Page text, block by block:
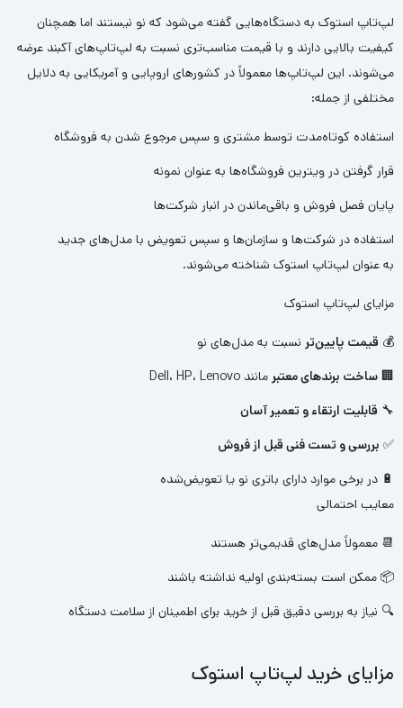
لپ‌تاپ استوک به دستگاه‌هایی گفته می‌شود که نو نیستند اما همچنان
کیفیت بالایی دارند و با قیمت مناسب‌تری نسبت به لپ‌تاپ‌های آکبند عرضه
می‌شوند. این لپ‌تاپ‌ها معمولاً در کشورهای اروپایی و آمریکایی به دلایل
مختلفی از جمله:
استفاده کوتاه‌مدت توسط مشتری و سپس مرجوع شدن به فروشگاه
قرار گرفتن در ویترین فروشگاه‌ها به عنوان نمونه
پایان فصل فروش و باقی‌ماندن در انبار شرکت‌ها
استفاده در شرکت‌ها و سازمان‌ها و سپس تعویض با مدل‌های جدید
به عنوان لپ‌تاپ استوک شناخته می‌شوند.
مزایای لپ‌تاپ استوک
💰 قیمت پایین‌تر نسبت به مدل‌های نو
🏢 ساخت برندهای معتبر مانند Dell، HP، Lenovo
🔧 قابلیت ارتقاء و تعمیر آسان
✅ بررسی و تست فنی قبل از فروش
🔋 در برخی موارد دارای باتری نو یا تعویض‌شده
معایب احتمالی
📆 معمولاً مدل‌های قدیمی‌تر هستند
📦 ممکن است بسته‌بندی اولیه نداشته باشند
🔍 نیاز به بررسی دقیق قبل از خرید برای اطمینان از سلامت دستگاه
مزایای خرید لپ‌تاپ استوک